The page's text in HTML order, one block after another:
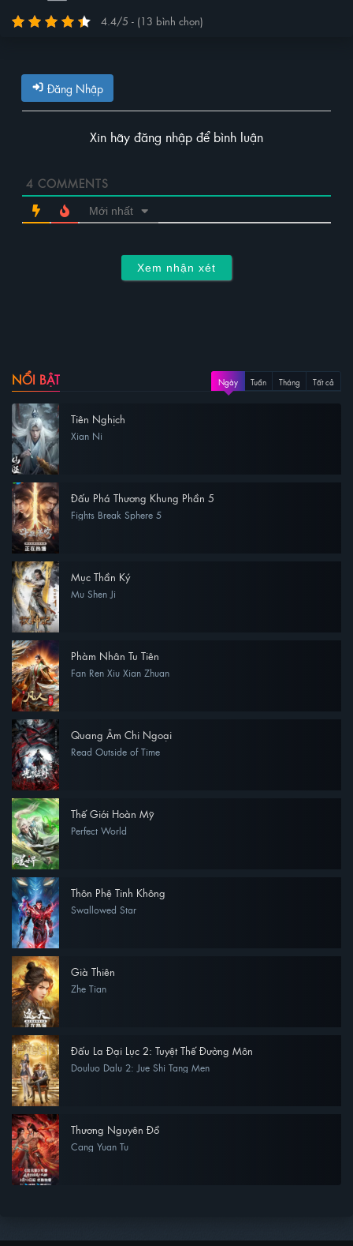
4.4/5 - (13 bình chọn)
Đăng Nhập
Xin hãy đăng nhập để bình luận
4 COMMENTS
Mới nhất
Xem nhận xét
NỔI BẬT Ngày Tuần Tháng Tất cả
Tiên Nghịch
Xian Ni
Đấu Phá Thương Khung Phần 5
Fights Break Sphere 5
Mục Thần Ký
Mu Shen Ji
Phàm Nhân Tu Tiên
Fan Ren Xiu Xian Zhuan
Quang Âm Chi Ngoại
Read Outside of Time
Thế Giới Hoàn Mỹ
Perfect World
Thôn Phệ Tinh Không
Swallowed Star
Già Thiên
Zhe Tian
Đấu La Đại Lục 2: Tuyệt Thế Đường Môn
Douluo Dalu 2: Jue Shi Tang Men
Thương Nguyên Đồ
Cang Yuan Tu